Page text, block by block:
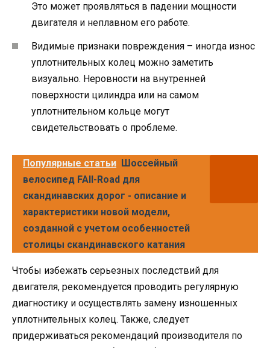
Это может проявляться в падении мощности
двигателя и неплавном его работе.
Видимые признаки повреждения – иногда износ
уплотнительных колец можно заметить
визуально. Неровности на внутренней
поверхности цилиндра или на самом
уплотнительном кольце могут
свидетельствовать о проблеме.
Популярные статьи Шоссейный
велосипед FAll-Road для
скандинавских дорог - описание и
характеристики новой модели,
созданной с учетом особенностей
столицы скандинавского катания
Чтобы избежать серьезных последствий для
двигателя, рекомендуется проводить регулярную
диагностику и осуществлять замену изношенных
уплотнительных колец. Также, следует
придерживаться рекомендаций производителя по